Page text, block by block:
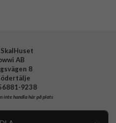
AB
8
9238
inte handla här på plats